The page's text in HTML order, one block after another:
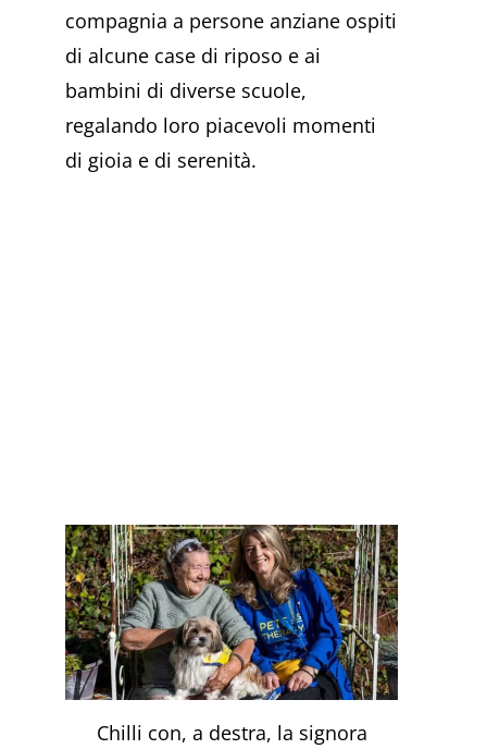
compagnia a persone anziane ospiti
di alcune case di riposo e ai
bambini di diverse scuole,
regalando loro piacevoli momenti
di gioia e di serenità.
Chilli con, a destra, la signora